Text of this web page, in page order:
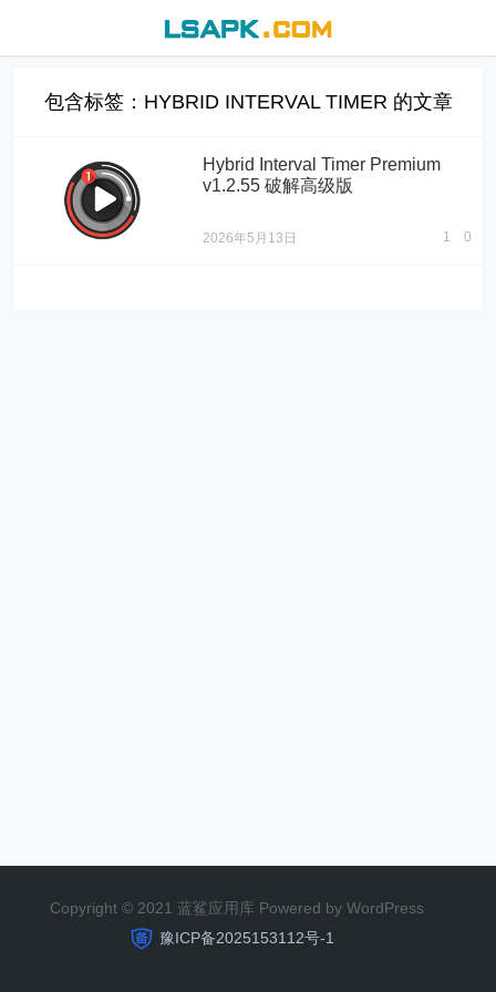
包含标签：HYBRID INTERVAL TIMER 的文章
Hybrid Interval Timer Premium
v1.2.55 破解高级版
2026年5月13日 1 0
Copyright © 2021 蓝鲨应用库 Powered by WordPress
豫ICP备2025153112号-1